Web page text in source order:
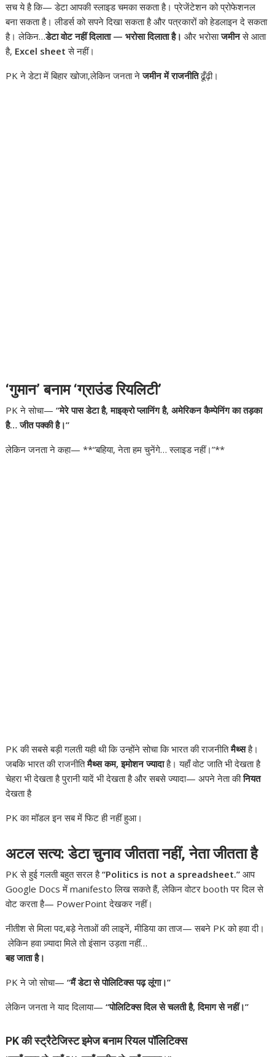
सच ये है कि— डेटा आपकी स्लाइड चमका सकता है। प्रेजेंटेशन को प्रोफेशनल
बना सकता है। लीडर्स को सपने दिखा सकता है और पत्रकारों को हेडलाइन दे सकता
है। लेकिन…डेटा वोट नहीं दिलाता — भरोसा दिलाता है।और भरोसाजमीनसे आता
है, Excel sheet से नहीं।
PK ने डेटा में बिहार खोजा,लेकिन जनता नेजमीन में राजनीतिढूँढ़ी।
‘गुमान’ बनाम ‘ग्राउंड रियलिटी’
PK ने सोचा—“मेरे पास डेटा है, माइक्रो प्लानिंग है, अमेरिकन कैम्पेनिंग का तड़का
है… जीत पक्की है।”
लेकिन जनता ने कहा— **“बहिया, नेता हम चुनेंगे… स्लाइड नहीं।”**
PK की सबसे बड़ी गलती यही थी कि उन्होंने सोचा कि भारत की राजनीतिमैथ्सहै।
जबकि भारत की राजनीतिमैथ्स कम, इमोशन ज्यादाहै। यहाँ वोट जाति भी देखता है
चेहरा भी देखता है पुरानी यादें भी देखता है और सबसे ज्यादा— अपने नेता कीनियत
देखता है
PK का मॉडल इन सब में फिट ही नहीं हुआ।
अटल सत्य: डेटा चुनाव जीतता नहीं, नेता जीतता है
PK से हुई गलती बहुत सरल है“Politics is not a spreadsheet.”आप
Google Docs में manifesto लिख सकते हैं, लेकिन वोटर booth पर दिल से
वोट करता है— PowerPoint देखकर नहीं।
नीतीश से मिला पद,बड़े नेताओं की लाइनें, मीडिया का ताज— सबने PK को हवा दी।
लेकिन हवा ज़्यादा मिले तो इंसान उड़ता नहीं…
बह जाता है।
PK ने जो सोचा—“मैं डेटा से पोलिटिक्स पढ़ लूंगा।”
लेकिन जनता ने याद दिलाया—“पोलिटिक्स दिल से चलती है, दिमाग से नहीं।”
PK की स्ट्रैटेजिस्ट इमेज बनाम रियल पॉलिटिक्स